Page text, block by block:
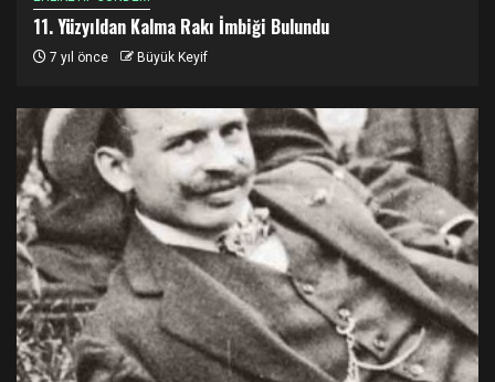
11. Yüzyıldan Kalma Rakı İmbiği Bulundu
7 yıl önce Büyük Keyif